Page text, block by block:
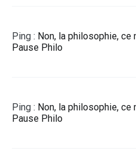
Ping : Non, la philosophie,
Pause Philo
Ping : Non, la philosophie,
Pause Philo